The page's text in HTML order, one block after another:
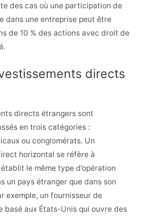
des cas où une participation de
dans une entreprise peut être
de 10 % des actions avec droit de
directs
directs étrangers sont
en trois catégories :
ou conglomérats. Un
horizontal se réfère à
le même type d’opération
un pays étranger que dans son
exemple, un fournisseur de
basé aux États-Unis qui ouvre des